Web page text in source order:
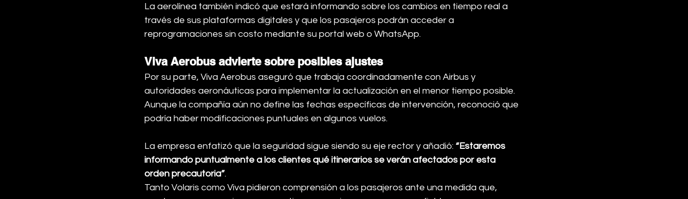
La aerolínea también indicó que estará informando sobre los cambios en tiempo real a
través de sus plataformas digitales y que los pasajeros podrán acceder a
reprogramaciones sin costo mediante su portal web o WhatsApp.
Viva Aerobus advierte sobre posibles ajustes
Por su parte, Viva Aerobus aseguró que trabaja coordinadamente con Airbus y
autoridades aeronáuticas para implementar la actualización en el menor tiempo posible.
Aunque la compañía aún no define las fechas específicas de intervención, reconoció que
podría haber modificaciones puntuales en algunos vuelos.
La empresa enfatizó que la seguridad sigue siendo su eje rector y añadió: “Estaremos
informando puntualmente a los clientes qué itinerarios se verán afectados por esta
orden precautoria”.
Tanto Volaris como Viva pidieron comprensión a los pasajeros ante una medida que,